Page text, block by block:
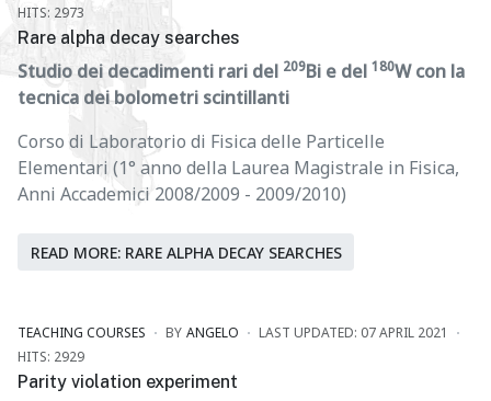
HITS: 2973
Rare alpha decay searches
Studio dei decadimenti rari del 209Bi e del 180W con la
tecnica dei bolometri scintillanti
Corso di Laboratorio di Fisica delle Particelle
Elementari (1° anno della Laurea Magistrale in Fisica,
Anni Accademici 2008/2009 - 2009/2010)
READ MORE: RARE ALPHA DECAY SEARCHES
TEACHING COURSES BY ANGELO
LAST UPDATED: 07 APRIL 2021
HITS: 2929
Parity violation experiment